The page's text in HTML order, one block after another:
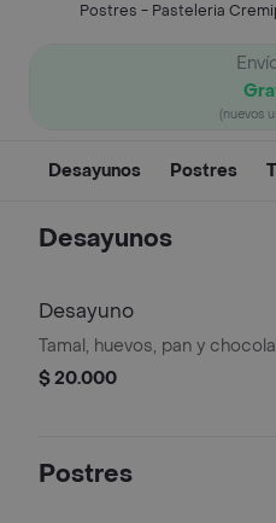
Postres - Pasteleria
(nuevos
Desayunos Postres
Desayunos
Desayuno
Tamal, huevos, pan y
$ 20.000
Postres